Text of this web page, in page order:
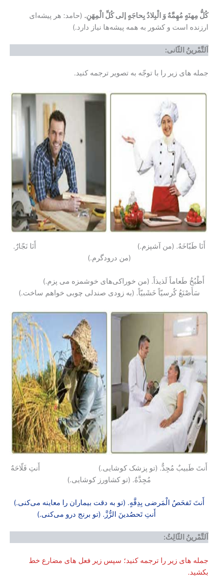
کُلُّ مِهنَهٍ مُهِمَّهٌ وَ الْبِلادُ بِحاجَهٍ إلی کُلِّ الْمِهَنِ. (حامد: هر پیشه‌ای
ارزنده است و کشور به همه پیشه‌ها نیاز دارد.)
اَلتَّمْرینُ الثّانی:
جمله های زیر را با توجّه به تصویر ترجمه کنید.
أَنَا طَبّاخَهٌ. (من آشپزم.) أَنَا نَجّارٌ.
(من درودگرم.)
أَطْبُخُ طَعاماً لَذیذاً. (من خوراکی‌های خوشمزه می پزم.)
سَأَصْنَعُ کُرسیّاً خَشَبیّاً. (به زودی صندلی چوبی خواهم ساخت.)
أَنتَ طَبیبٌ مُجِدٌّ. (تو پزشک کوشایی.) أَنتِ فَلّاحَهٌ
مُجِدَّهٌ. (تو کشاورز کوشایی.)
أَنتَ تَفحَصُ الْمَرضی بِدِقَّهٍ. (تو به دقت بیماران را معاینه می‌کنی.)
أَنتِ تَحصُدینَ الرُّزَّ. (تو برنج درو می‌کنی.)
اَلتَّمْرینُ الثّالِثُ:
جمله های زیر را ترجمه کنید؛ سپس زیر فعل های مضارع خط
بکشید.